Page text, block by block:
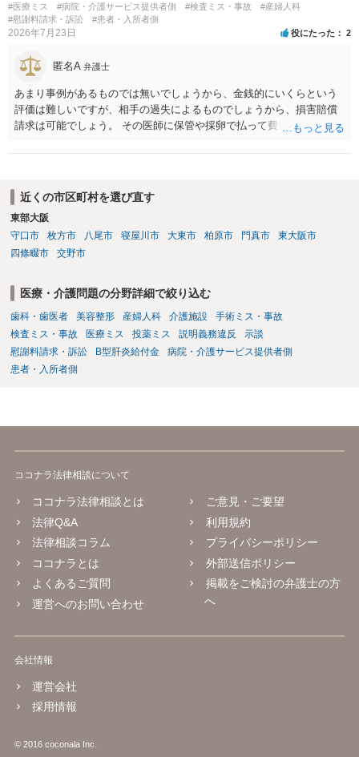
#医療ミス #病院・介護サービス提供者側 #検査ミス・事故
#産婦人科
#慰謝料請求・訴訟
#患者・入所者側
2026年7月23日 役にたった 2
匿名A 弁護士
あまり事例があるものでは無いでしょうから、金銭的にいくらという
評価は難しいですが、相手の過失によるものでしょうから、損害賠償
請求は可能でしょう。 その医師に保管や採卵で払って費用の返金＋α
思います。
近くの市区町村を選び直す
東部大阪
守口市
枚方市 八尾市 寝屋川市 大東市 柏原市 門真市
東大阪市
四條畷市
交野市
医療・介護問題の分野詳細で絞り込む
歯科・歯医者 美容整形 産婦人科 介護施設
手術ミス・事故
検査ミス・事故
医療ミス 投薬ミス 説明義務違反
示談
慰謝料請求・訴訟
B型肝炎給付金
病院・介護サービス提供者側
患者・入所者側
ココナラ法律相談について
ココナラ法律相談とは
法律Q&A
法律相談コラム
ココナラとは
よくあるご質問
運営へのお問い合わせ
ご意見・ご要望
利用規約
プライバシーポリシー
外部送信ポリシー
掲載をご検討の弁護士の方
へ
会社情報
運営会社
採用情報
© 2016 coconala Inc.